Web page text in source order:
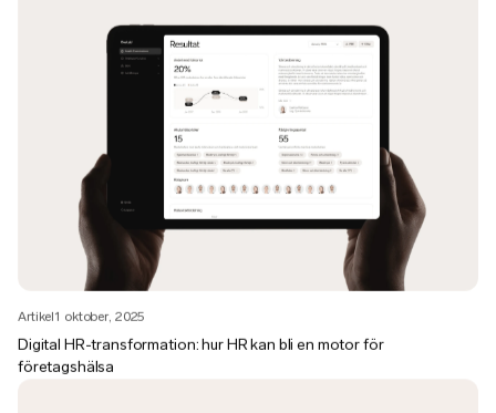
Artikel1 oktober, 2025
Digital HR-transformation: hur HR kan bli en motor för
företagshälsa